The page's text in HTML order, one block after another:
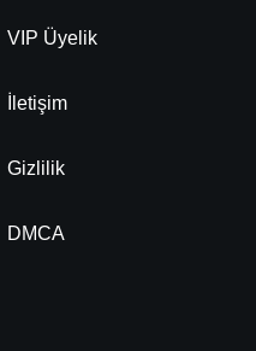
VIP Üyelik
İletişim
Gizlilik
DMCA